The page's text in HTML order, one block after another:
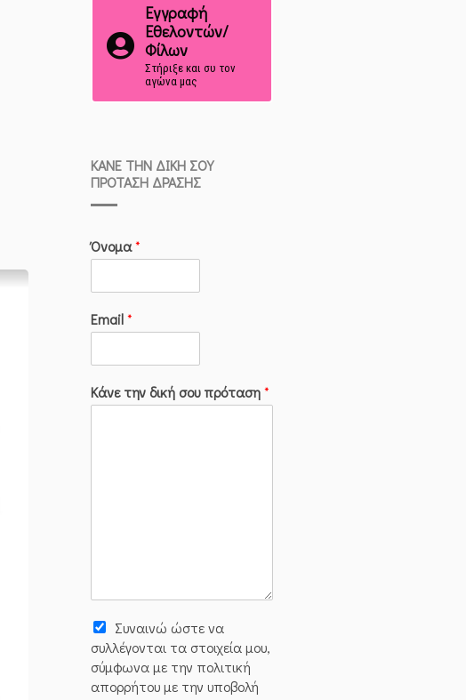
Εγγραφή
Εθελοντών/
Φίλων
Στήριξε και συ τον
αγώνα μας
ΚΆΝΕ ΤΗΝ ΔΙΚΉ ΣΟΥ
ΠΡΌΤΑΣΗ ΔΡΆΣΗΣ
Όνομα*
Email*
Κάνε την δική σου πρόταση*
Συναινώ ώστε να
συλλέγoνται τα στοιχεία μου,
σύμφωνα με την πολιτική
απορρήτου με την υποβολή